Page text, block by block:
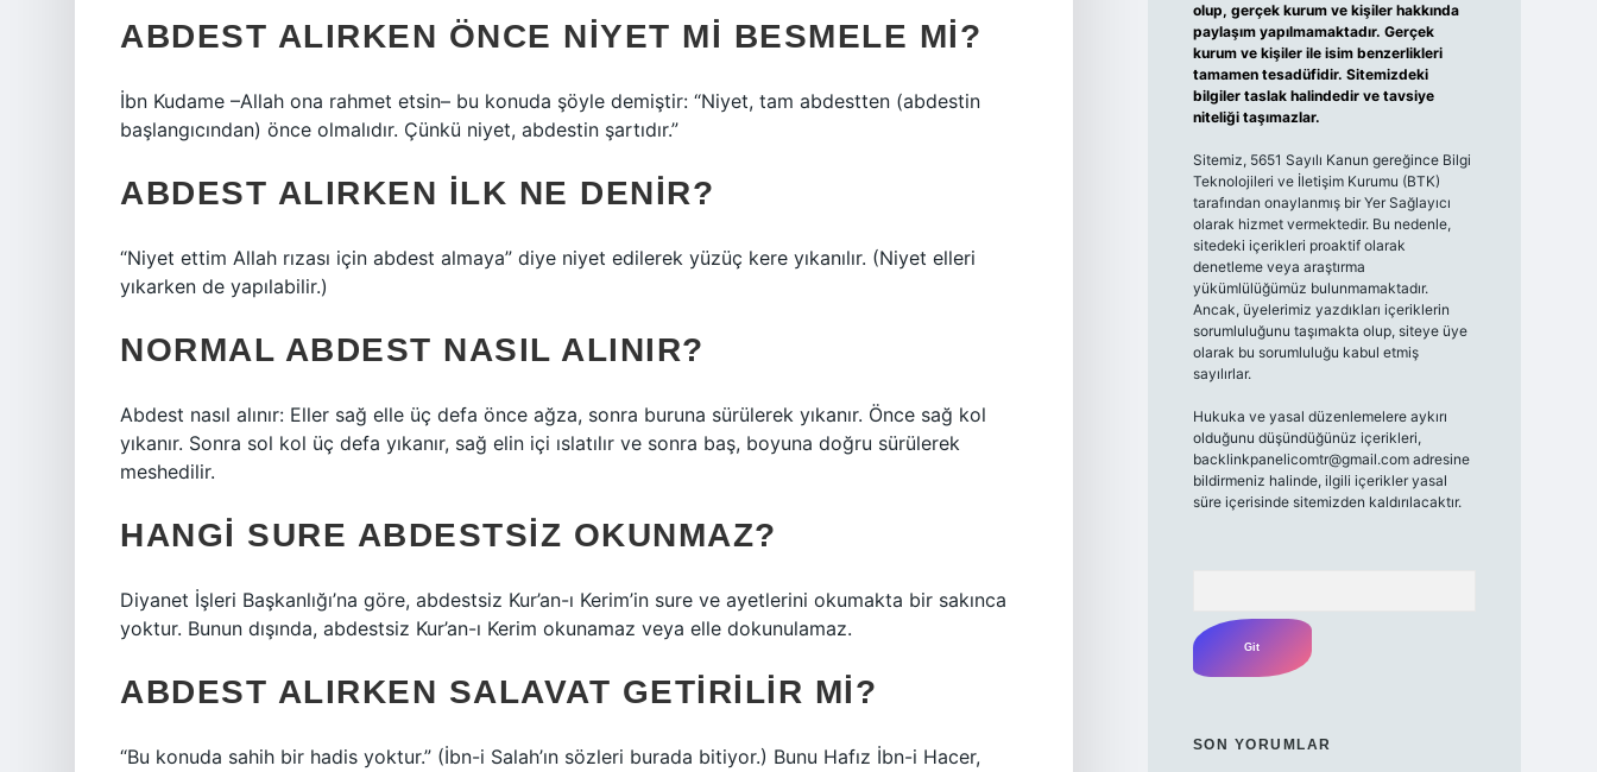
ABDEST ALIRKEN ÖNCE NIYET MI BESMELE MI?
İbn Kudame –Allah ona rahmet etsin– bu konuda şöyle demiştir: “Niyet, tam abdestten (abdestin
başlangıcından) önce olmalıdır. Çünkü niyet, abdestin şartıdır.”
ABDEST ALIRKEN ILK NE DENIR?
“Niyet ettim Allah rızası için abdest almaya” diye niyet edilerek yüzüç kere yıkanılır. (Niyet elleri
yıkarken de yapılabilir.)
NORMAL ABDEST NASIL ALINIR?
Abdest nasıl alınır: Eller sağ elle üç defa önce ağza, sonra buruna sürülerek yıkanır. Önce sağ kol
yıkanır. Sonra sol kol üç defa yıkanır, sağ elin içi ıslatılır ve sonra baş, boyuna doğru sürülerek
meshedilir.
HANGI SURE ABDESTSIZ OKUNMAZ?
Diyanet İşleri Başkanlığı’na göre, abdestsiz Kur’an-ı Kerim’in sure ve ayetlerini okumakta bir sakınca
yoktur. Bunun dışında, abdestsiz Kur’an-ı Kerim okunamaz veya elle dokunulamaz.
ABDEST ALIRKEN SALAVAT GETIRILIR MI?
“Bu konuda sahih bir hadis yoktur.” (İbn-i Salah’ın sözleri burada bitiyor.) Bunu Hafız İbn-i Hacer,
olup, gerçek kurum ve kişiler hakkında
paylaşım yapılmamaktadır. Gerçek
kurum ve kişiler ile isim benzerlikleri
tamamen tesadüfidir. Sitemizdeki
bilgiler taslak halindedir ve tavsiye
niteliği taşımazlar.
Sitemiz, 5651 Sayılı Kanun gereğince Bilgi
Teknolojileri ve İletişim Kurumu (BTK)
tarafından onaylanmış bir Yer Sağlayıcı
olarak hizmet vermektedir. Bu nedenle,
sitedeki içerikleri proaktif olarak
denetleme veya araştırma
yükümlülüğümüz bulunmamaktadır.
Ancak, üyelerimiz yazdıkları içeriklerin
sorumluluğunu taşımakta olup, siteye üye
olarak bu sorumluluğu kabul etmiş
sayılırlar.
Hukuka ve yasal düzenlemelere aykırı
olduğunu düşündüğünüz içerikleri,
backlinkpanelicomtr@gmail.comadresine
bildirmeniz halinde, ilgili içerikler yasal
süre içerisinde sitemizden kaldırılacaktır.
SON YORUMLAR